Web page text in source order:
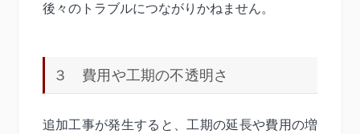
後々のトラブルにつながりかねません。
３ 費用や工期の不透明さ
追加工事が発生すると、工期の延長や費用の増